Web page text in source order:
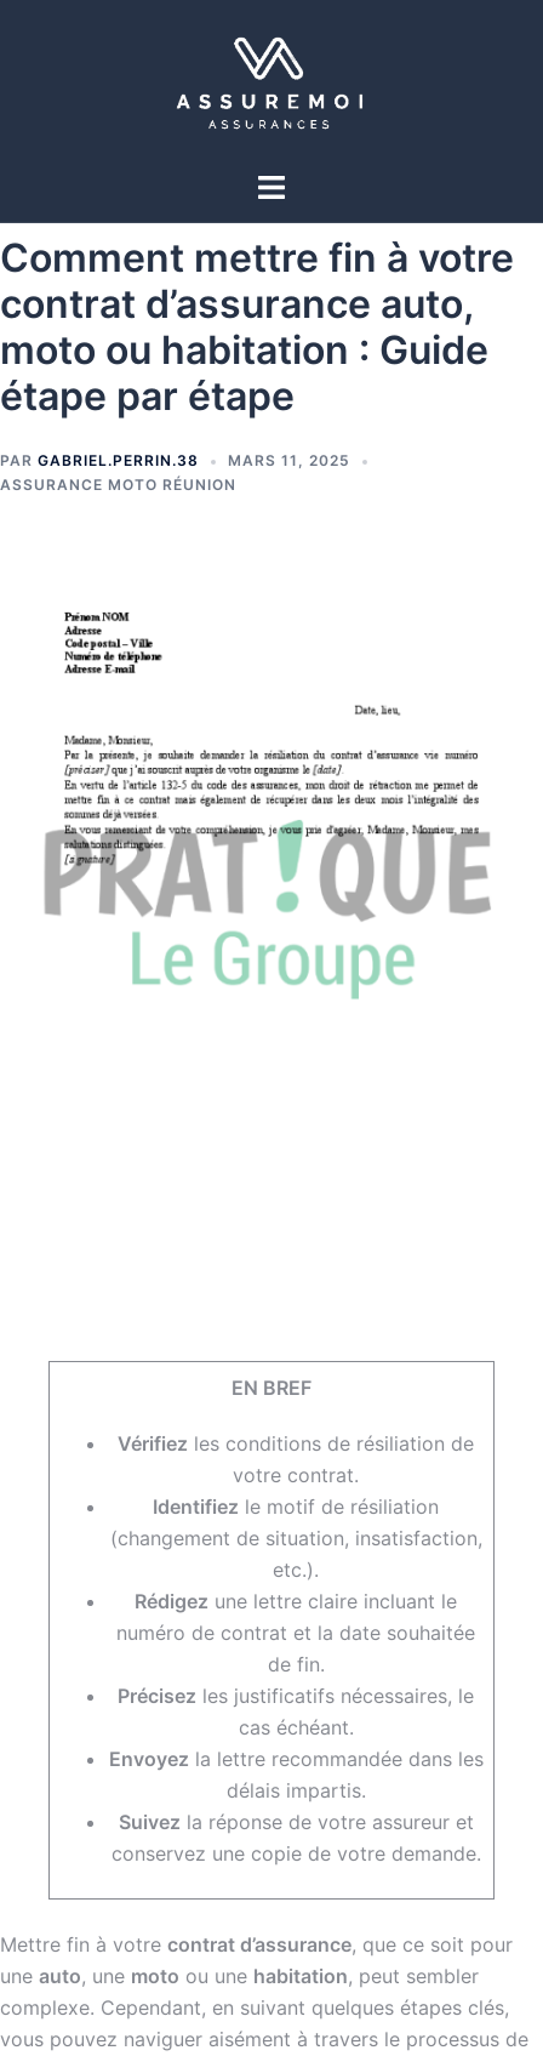
Comment mettre fin à votre
contrat d’assurance auto,
moto ou habitation : Guide
étape par étape
PAR GABRIEL.PERRIN.38
MARS 11, 2025
ASSURANCE MOTO RÉUNION
EN BREF
Vérifiez les conditions de résiliation de
votre contrat.
Identifiez le motif de résiliation
(changement de situation, insatisfaction,
etc.).
Rédigez une lettre claire incluant le
numéro de contrat et la date souhaitée
de fin.
Précisez les justificatifs nécessaires, le
cas échéant.
Envoyez la lettre recommandée dans les
délais impartis.
Suivez la réponse de votre assureur et
conservez une copie de votre demande.
Mettre fin à votre contrat d’assurance, que ce soit pour
une auto, une moto ou une habitation, peut sembler
complexe. Cependant, en suivant quelques étapes clés,
vous pouvez naviguer aisément à travers le processus de